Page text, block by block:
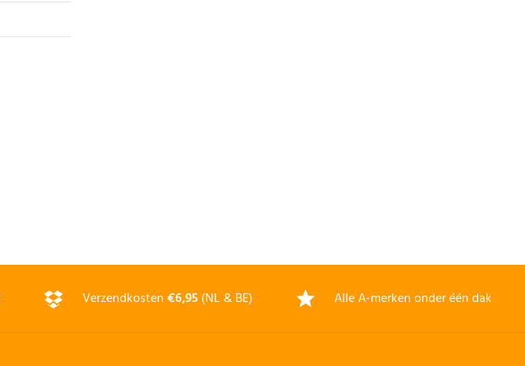
Verzendkosten€6,95(NL & BE) Alle A-merken onder één dak